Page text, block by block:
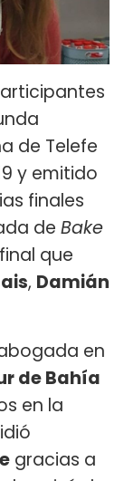
de Telefe
y emitido
finales
de Bake
que
, Damián
en
de Bahía
en la
gracias a